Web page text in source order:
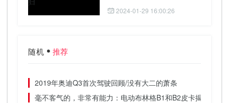
2024-01-29 16:00:26
随机 推荐
2019年奥迪Q3首次驾驶回顾/没有大二的萧条
毫不客气的，非常有能力：电动布林格B1和B2皮卡揭晓